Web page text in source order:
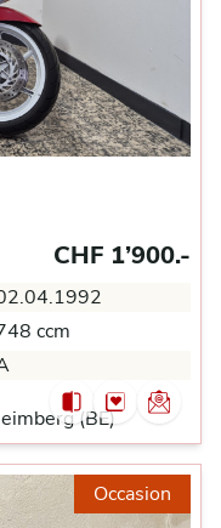
CHF 1’900.-
ccm
(BE)
Occasion